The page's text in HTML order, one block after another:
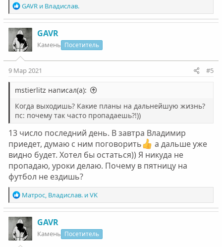
Р
е
а
к
ц
и
и
:
GAVRи Владислав.
GAVR
Камень Посетитель
9 Мар 2021 #5
mstierlitz написал(а):
Когда выходишь? Какие планы на дальнейшую жизнь?
пс: почему так часто пропадаешь?!))
13 число последний день. В завтра Владимир
приедет, думаю с ним поговорить
а дальше уже
видно будет. Хотел бы остаться)) Я никуда не
пропадаю, уроки делаю. Почему в пятницу на
футбол не ездишь?
Р
е
а
к
ц
и
Матрос, Владислав.иVK
GAVR
Камень Посетитель